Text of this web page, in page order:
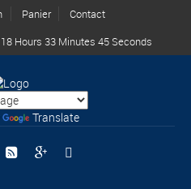
Panier
Contact
Hours 33 Minutes 43 Seconds
Translate